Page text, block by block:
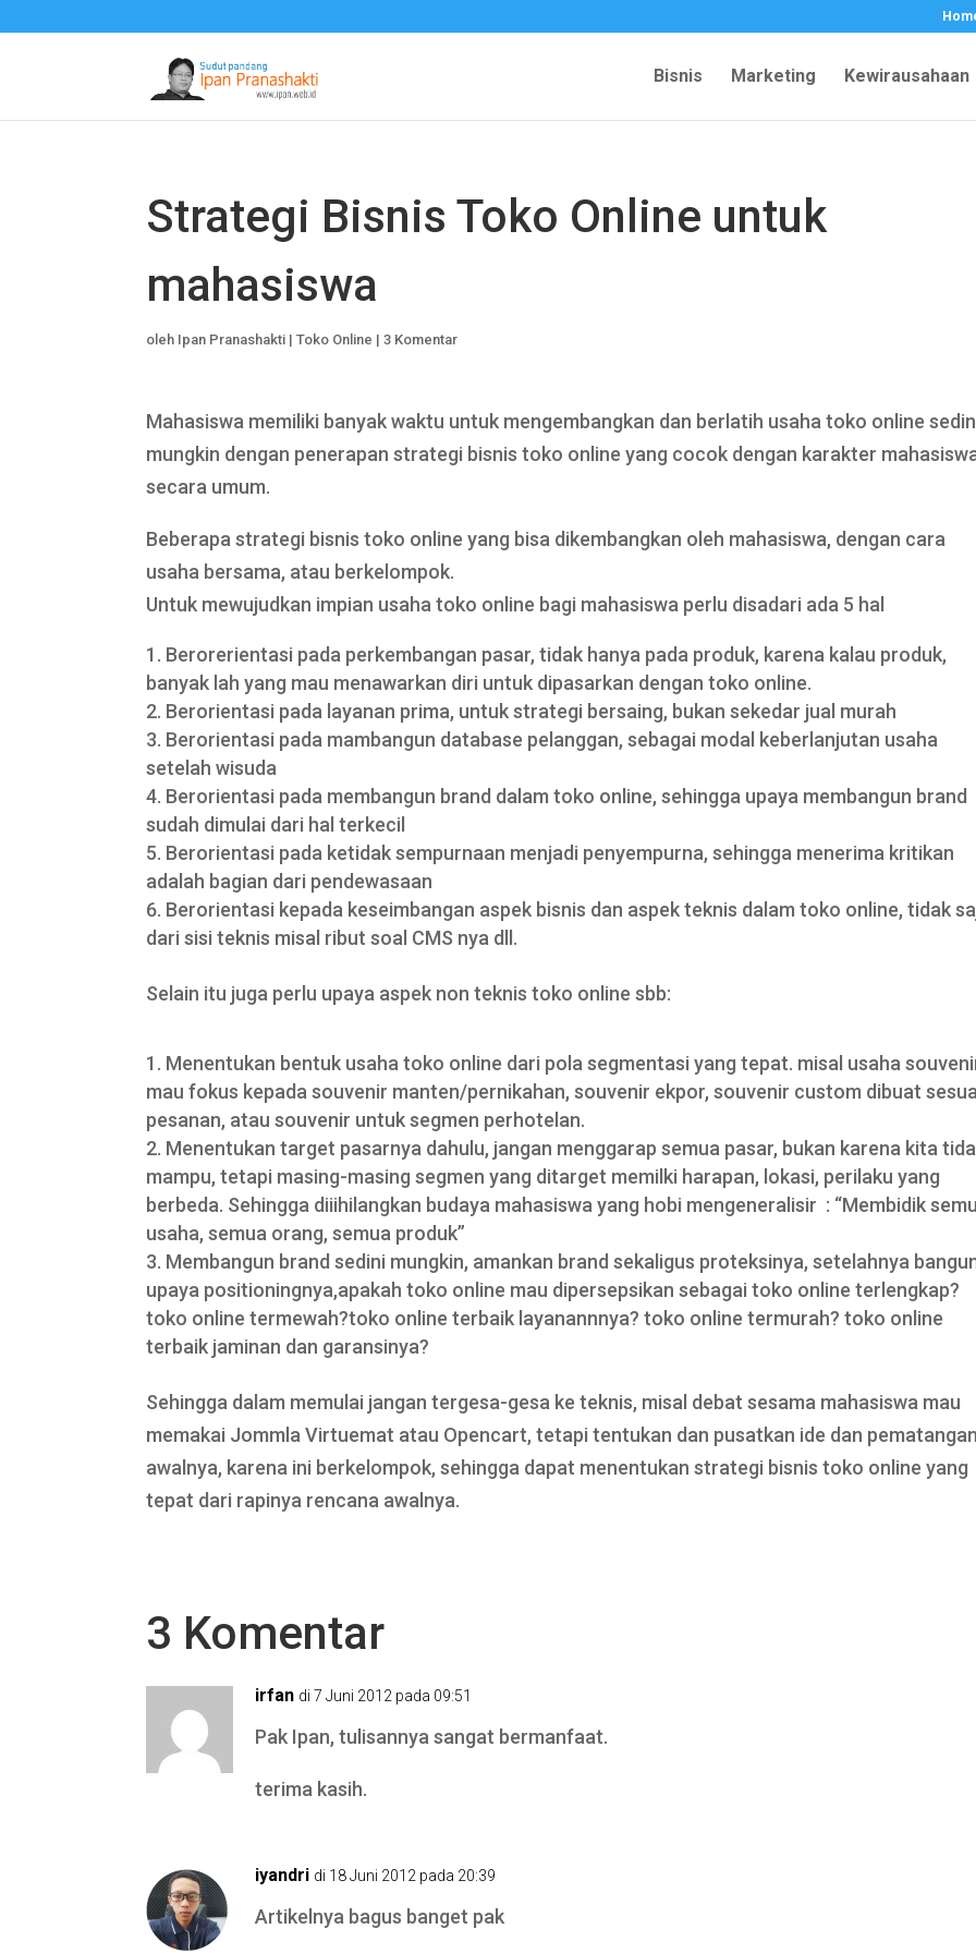
Bisnis Marketing Kewirausahaan
Strategi Bisnis Toko Online untuk
mahasiswa
oleh Ipan Pranashakti |Toko Online |3 Komentar
Mahasiswa memiliki banyak waktu untuk mengembangkan dan berlatih usaha toko online
mungkin dengan penerapan strategi bisnis toko online yang cocok dengan karakter
secara umum.
Beberapa strategi bisnis toko online yang bisa dikembangkan oleh mahasiswa, dengan cara
usaha bersama, atau berkelompok.
Untuk mewujudkan impian usaha toko online bagi mahasiswa perlu disadari ada 5 hal
Berorerientasi pada perkembangan pasar, tidak hanya pada produk, karena kalau produk,
banyak lah yang mau menawarkan diri untuk dipasarkan dengan toko online.
Berorientasi pada layanan prima, untuk strategi bersaing, bukan sekedar jual murah
Berorientasi pada mambangun database pelanggan, sebagai modal keberlanjutan usaha
setelah wisuda
Berorientasi pada membangun brand dalam toko online, sehingga upaya membangun brand
sudah dimulai dari hal terkecil
Berorientasi pada ketidak sempurnaan menjadi penyempurna, sehingga menerima kritikan
adalah bagian dari pendewasaan
Berorientasi kepada keseimbangan aspek bisnis dan aspek teknis dalam toko online, tidak
dari sisi teknis misal ribut soal CMS nya dll.
Selain itu juga perlu upaya aspek non teknis toko online sbb:
Menentukan bentuk usaha toko online dari pola segmentasi yang tepat. misal usaha
mau fokus kepada souvenir manten/pernikahan, souvenir ekpor, souvenir custom dibuat
pesanan, atau souvenir untuk segmen perhotelan.
Menentukan target pasarnya dahulu, jangan menggarap semua pasar, bukan karena kita
mampu, tetapi masing-masing segmen yang ditarget memilki harapan, lokasi, perilaku yang
berbeda. Sehingga diiihilangkan budaya mahasiswa yang hobi mengeneralisir : “Membidik
usaha, semua orang, semua produk”
Membangun brand sedini mungkin, amankan brand sekaligus proteksinya, setelahnya
upaya positioningnya,apakah toko online mau dipersepsikan sebagai toko online terlengkap?
toko online termewah?toko online terbaik layanannnya? toko online termurah? toko online
terbaik jaminan dan garansinya?
Sehingga dalam memulai jangan tergesa-gesa ke teknis, misal debat sesama mahasiswa mau
memakai Jommla Virtuemat atau Opencart, tetapi tentukan dan pusatkan ide dan
awalnya, karena ini berkelompok, sehingga dapat menentukan strategi bisnis toko online yang
tepat dari rapinya rencana awalnya.
3 Komentar
irfan di 7 Juni 2012 pada 09:51
Pak Ipan, tulisannya sangat bermanfaat.
terima kasih.
iyandri di 18 Juni 2012 pada 20:39
Artikelnya bagus banget pak